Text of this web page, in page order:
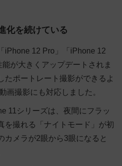
化を続けている
iPhone 12 Pro」「iPhone 12
が大きくアップデートされま
たポートレート撮影ができるよ
画撮影にも対応しました。
11シリーズは、夜間にフラッ
を撮れる「ナイトモード」が初
カメラが2眼から3眼になると